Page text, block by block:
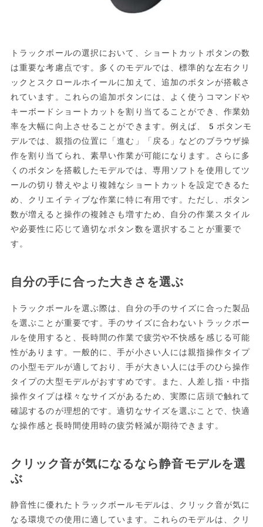
トラックボールの選択において、ショートカットボタンの数
は重要な考慮点です。多くのモデルでは、標準的な左右クリ
ックとスクロールホイールに加えて、追加のボタンが搭載さ
れています。これらの追加ボタンには、よく使うコマンドや
キーボードショートカットを割り当てることができ、作業効
率を大幅に向上させることができます。例えば、5ボタンモ
デルでは、親指の位置に「進む」「戻る」などのブラウザ操
作を割り当てられ、素早い作業が可能になります。さらに多
くのボタンを搭載したモデルでは、専用ソフトを使用してツ
ールの切り替えやより複雑なショートカットを設定できるた
め、クリエイティブな作業に特に有用です。ただし、ボタン
数が増えると操作の複雑さも増すため、自分の作業スタイル
や必要性に応じて適切なボタン数を選択することが重要で
す。
自分の手に合った大きさを選ぶ
トラックボールを選ぶ際は、自分の手のサイズに合った製品
を選ぶことが重要です。手のサイズに合わないトラックボー
ルを使用すると、長時間の作業で疲労や不快感を感じる可能
性があります。一般的に、手が小さい人には親指操作タイプ
の小型モデルが適しており、手が大きい人には手のひら操作
タイプの大型モデルがおすすめです。また、人差し指・中指
操作タイプは様々なサイズがあるため、実際に店頭で触れて
確認するのが理想的です。適切なサイズを選ぶことで、快適
な操作感と長時間使用時の疲労軽減が期待できます。
クリック音が気になるなら静音モデルを選
ぶ
静音性に優れたトラックボールモデルは、クリック音が気に
なる環境での使用に適しています。これらのモデルは、クリ